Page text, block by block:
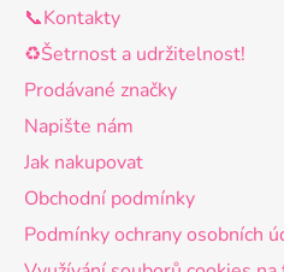
📞Kontakty
♻️Šetrnost a udržitelnost!
Prodávané značky
Napište nám
Jak nakupovat
Obchodní podmínky
Podmínky ochrany osobních